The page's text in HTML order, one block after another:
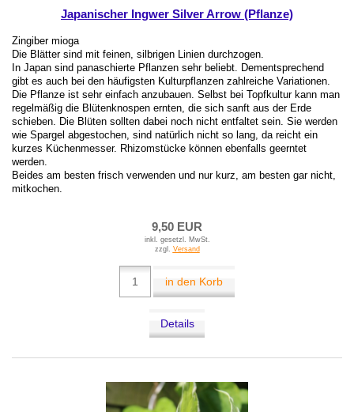
Japanischer Ingwer Silver Arrow (Pflanze)
Zingiber mioga
Die Blätter sind mit feinen, silbrigen Linien durchzogen.
In Japan sind panaschierte Pflanzen sehr beliebt. Dementsprechend
gibt es auch bei den häufigsten Kulturpflanzen zahlreiche Variationen.
Die Pflanze ist sehr einfach anzubauen. Selbst bei Topfkultur kann man
regelmäßig die Blütenknospen ernten, die sich sanft aus der Erde
schieben. Die Blüten sollten dabei noch nicht entfaltet sein. Sie werden
wie Spargel abgestochen, sind natürlich nicht so lang, da reicht ein
kurzes Küchenmesser. Rhizomstücke können ebenfalls geerntet
werden.
Beides am besten frisch verwenden und nur kurz, am besten gar nicht,
mitkochen.
9,50 EUR
inkl. gesetzl. MwSt.
zzgl. Versand
in den Korb
Details